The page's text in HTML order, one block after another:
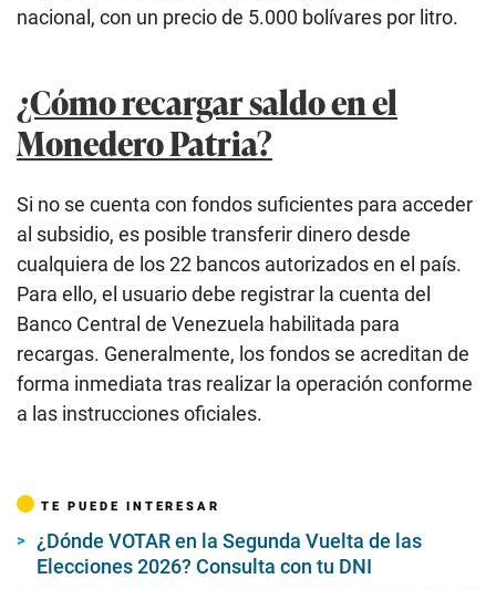
nacional, con un precio de 5.000 bolívares por litro.
¿Cómo recargar saldo en el
Monedero Patria?
Si no se cuenta con fondos suficientes para acceder
al subsidio, es posible transferir dinero desde
cualquiera de los 22 bancos autorizados en el país.
Para ello, el usuario debe registrar la cuenta del
Banco Central de Venezuela habilitada para
recargas. Generalmente, los fondos se acreditan de
forma inmediata tras realizar la operación conforme
a las instrucciones oficiales.
TE PUEDE INTERESAR
¿Dónde VOTAR en la Segunda Vuelta de las
Elecciones 2026? Consulta con tu DNI